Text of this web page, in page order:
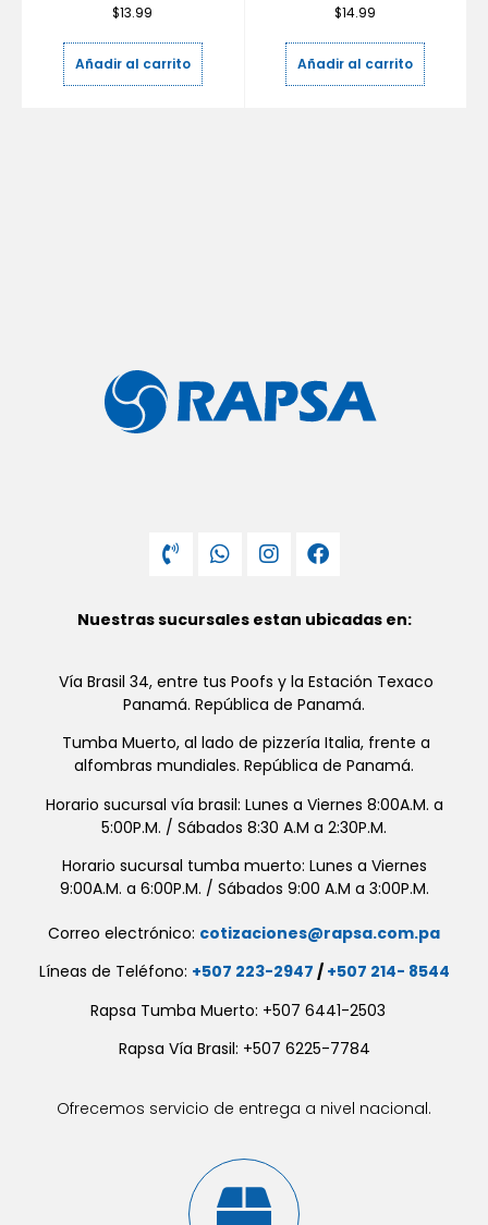
$13.99
Añadir al carrito
$14.99
Añadir al carrito
Nuestras sucursales estan ubicadas en:
Vía Brasil 34, entre tus Poofs y la Estación Texaco
Panamá. República de Panamá.
Tumba Muerto, al lado de pizzería Italia, frente a
alfombras mundiales. República de Panamá.
Horario sucursal vía brasil: Lunes a Viernes 8:00A.M. a
5:00P.M. / Sábados 8:30 A.M a 2:30P.M.
Horario sucursal tumba muerto: Lunes a Viernes
9:00A.M. a 6:00P.M. / Sábados 9:00 A.M a 3:00P.M.
Correo electrónico: cotizaciones@rapsa.com.pa
Líneas de Teléfono: +507 223-2947 / +507 214- 8544
Rapsa Tumba Muerto: +507 6441-2503
Rapsa Vía Brasil: +507 6225-7784
Ofrecemos servicio de entrega a nivel nacional.